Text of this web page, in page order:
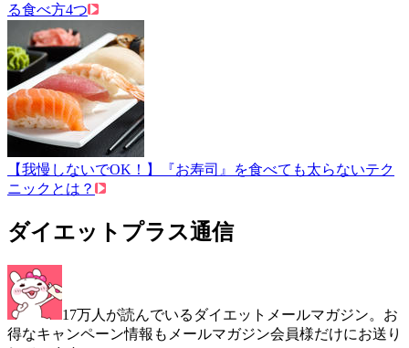
る食べ方4つ
【我慢しないでOK！】『お寿司』を食べても太らないテク
ニックとは？
ダイエットプラス通信
17万人が読んでいるダイエットメールマガジン。お
得なキャンペーン情報もメールマガジン会員様だけにお送り